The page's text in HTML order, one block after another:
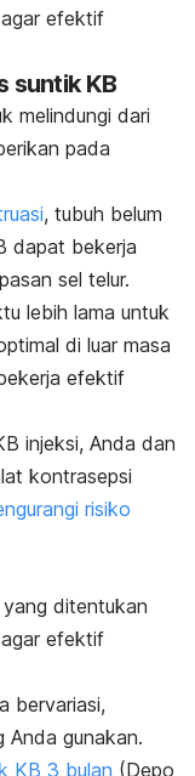
efektif
suntik KB
melindungi dari
pada
, tubuh belum
dapat bekerja
sel telur.
lebih lama untuk
di luar masa
efektif
injeksi, Anda dan
kontrasepsi
risiko
ditentukan
efektif
bervariasi,
Anda gunakan.
KB 3 bulan (Depo